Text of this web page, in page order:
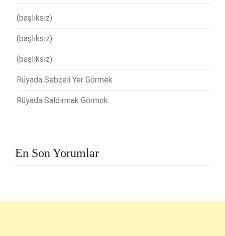
(başlıksız)
(başlıksız)
(başlıksız)
Rüyada Sebzeli Yer Görmek
Rüyada Saldırmak Görmek
En Son Yorumlar